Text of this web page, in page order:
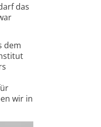
das
dem
wir in